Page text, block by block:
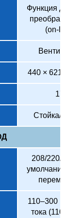
Функция
(on-line)
Вентилятор
440 × 621,5 ×
17
Стойка/
208/220/230
умолчанию)/
перем. тока
110–300 В
тока (110–300